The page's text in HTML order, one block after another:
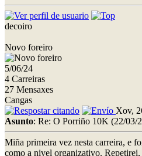
decoiro
Novo foreiro
5/06/24
4 Carreiras
27 Mensaxes
Cangas
Xov,
Asunto: Re: O Porriño 10K (22/03/
Miña primeira vez nesta carreira, e
como a nivel organizativo. Repetirei,